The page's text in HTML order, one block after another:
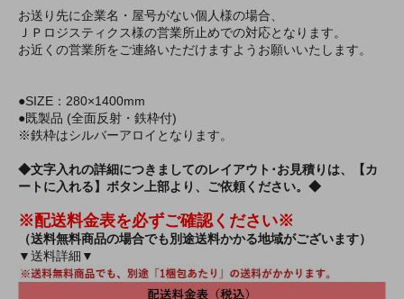
お送り先に企業名・屋号がない個人様の場合、
ＪＰロジスティクス様の営業所止めでの対応となります。
お近くの営業所をご連絡いただけますようお願いいたします。
●SIZE：280×1400mm
●既製品 (全面反射・鉄枠付)
※鉄枠はシルバーアロイとなります。
◆文字入れの詳細につきましてのレイアウト･お見積りは、【カ
ートに入れる】ボタン上部より、ご依頼ください。◆
※配送料金表を必ずご確認ください※
（送料無料商品の場合でも別途送料かかる地域がございます）
▼送料詳細▼